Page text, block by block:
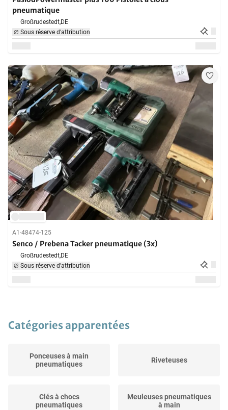
pneumatique
Großrudestedt,DE
Sous réserve d'attribution
A1-48474-125
Senco / Prebena Tacker pneumatique (3x)
Großrudestedt,DE
Sous réserve d'attribution
Catégories apparentées
Ponceuses à main
pneumatiques
Riveteuses
Clés à chocs
pneumatiques
Meuleuses pneumatiques
à main